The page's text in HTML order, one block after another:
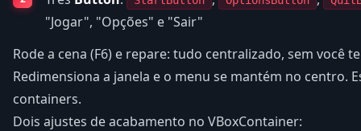
"Jogar", "Opções" e "Sair"
Rode a cena (F6) e repare: tudo centralizado, sem você
Redimensiona a janela e o menu se mantém no centro.
containers.
Dois ajustes de acabamento no VBoxContainer: